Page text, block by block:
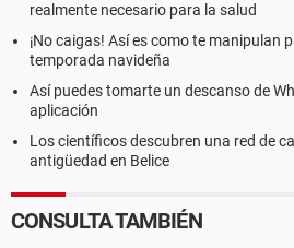
realmente necesario para la salud
¡No caigas! Así es como te manipulan
temporada navideña
Así puedes tomarte un descanso de
aplicación
Los científicos descubren una red de
antigüedad en Belice
CONSULTA TAMBIÉN